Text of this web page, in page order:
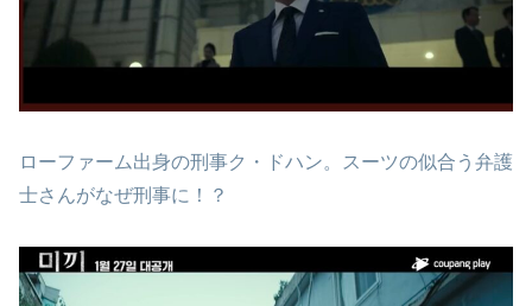
ローファーム出身の刑事ク・ドハン。スーツの似合う弁護
士さんがなぜ刑事に！？